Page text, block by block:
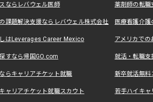
ならレバウェル医師 薬剤師の転
課題解決支援ならレバウェル株式会社 医療看護介
はLeverages Career Mexico アメリカで
すなら帰国GO.com 就活・転職
らキャリアチケット就職 新卒就活無料
ャリアチケット就職スカウト 若手ハイキ